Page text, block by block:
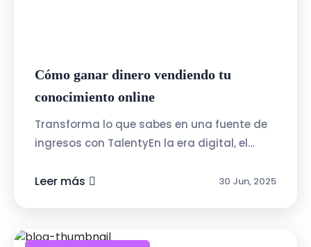
Cómo ganar dinero vendiendo tu
conocimiento online
Transforma lo que sabes en una fuente de
ingresos con TalentyEn la era digital, el
valiosos. Talenty.cl te ofrece la posi...
Leer más 30 Jun, 2025